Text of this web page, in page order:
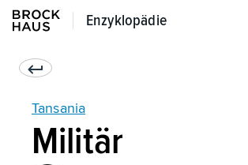
Enzyklopädie
Enzyklopädie
Tansania
Militär